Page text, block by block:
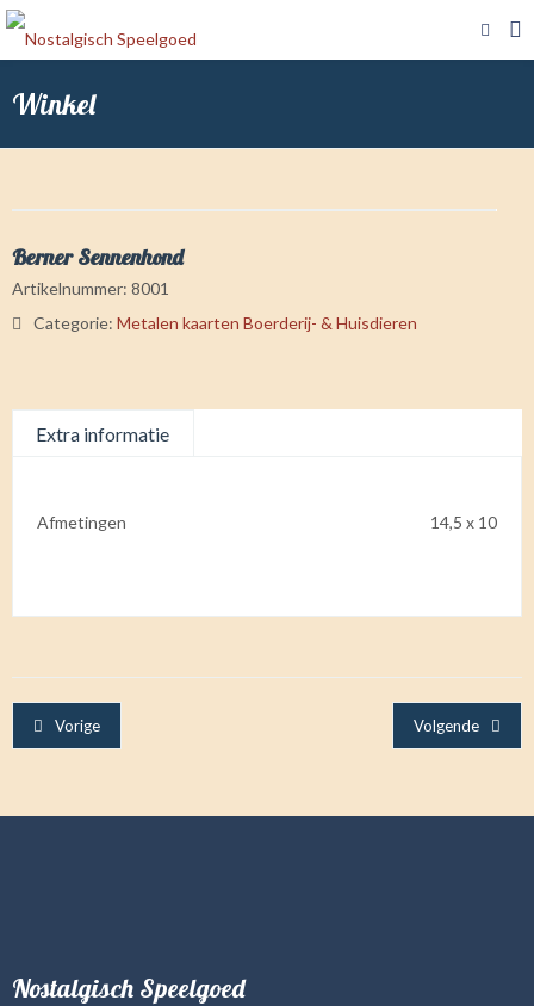
Winkel
Berner Sennenhond
Artikelnummer: 8001
Categorie: Metalen kaarten Boerderij- & Huisdieren
Extra informatie
Afmetingen 14,5 x 10
Vorige Volgende
Nostalgisch Speelgoed